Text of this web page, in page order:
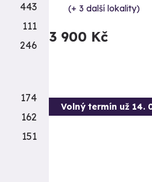
(+ 3 další lokality)
3 900 Kč
Volný termín už 14.
443
111
246
174
162
151